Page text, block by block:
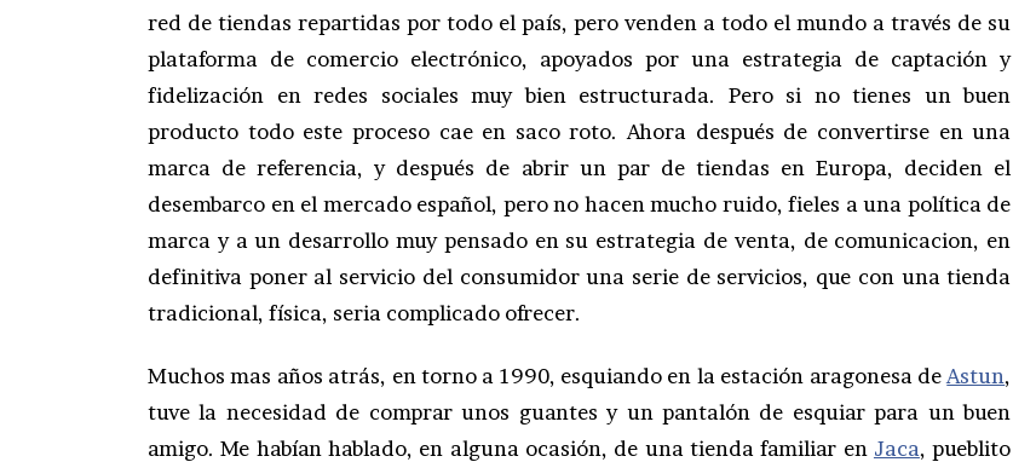
red de tiendas repartidas por todo el país, pero venden a todo el mundo a través de su
plataforma de comercio electrónico, apoyados por una estrategia de captación y
fidelización en redes sociales muy bien estructurada. Pero si no tienes un buen
producto todo este proceso cae en saco roto. Ahora después de convertirse en una
marca de referencia, y después de abrir un par de tiendas en Europa, deciden el
desembarco en el mercado español, pero no hacen mucho ruido, fieles a una política de
marca y a un desarrollo muy pensado en su estrategia de venta, de comunicacion, en
definitiva poner al servicio del consumidor una serie de servicios, que con una tienda
tradicional, física, seria complicado ofrecer.
Muchos mas años atrás, en torno a 1990, esquiando en la estación aragonesa de Astun,
tuve la necesidad de comprar unos guantes y un pantalón de esquiar para un buen
amigo. Me habían hablado, en alguna ocasión, de una tienda familiar en Jaca, pueblito